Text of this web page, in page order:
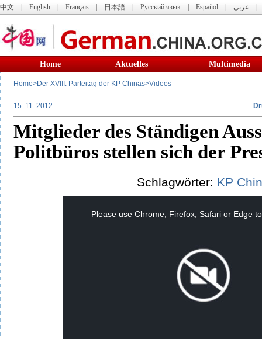
中文 English Français 日本語 Русский язык Español عربي
Home Aktuelles Multimedia
Home>Der XVIII. Parteitag der KP Chinas>Videos
15. 11. 2012
Mitglieder des Ständigen
Politbüros stellen sich der
Schlagwörter: KP
Please use Chrome, Firefox, Safari or Edge